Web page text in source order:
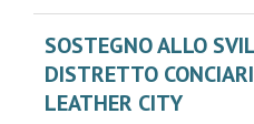
SOSTEGNO ALLO
DISTRETTO
LEATHER CITY